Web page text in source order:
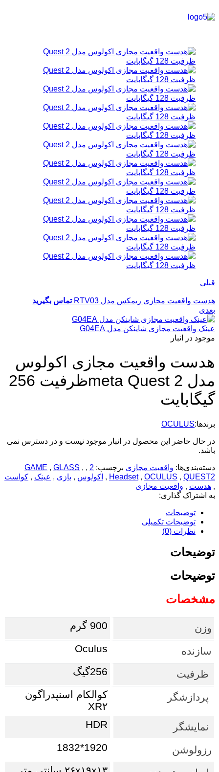
قبلی
هدست واقعیت مجازی ریمکس مدل RTV03
تماس بگیرید
بعدی
عینک واقعیت مجازی شاینکن مدل G04EA
موجود در انبار
هدست واقعیت مجازی اکولوس
مدل meta Quest 2ظرفیت 256
گیگابایت
برندها:OCULUS
در حال حاضر این محصول در انبار موجود نیست و در دسترس نمی
باشد.
دسته‌بندی‌ها: واقعیت مجازی برچسب: 2
,
GAME , GLASS ,
Headset, OCULUS , QUEST2
, اکولوس , بازی , عینک , کواست
, هدست , واقعیت مجازی
به اشتراک گذاری:
توضیحات
توضیحات تکمیلی
نظرات (0)
توضیحات
توضیحات
مشخصات
وزن 900 گرم
سازنده Oculus
ظرفیت 256گیگ
پردازشگر
کوالکام اسنپدراگون
XR۲
نمایشگر
HDR
رزولوشن 1920*1832